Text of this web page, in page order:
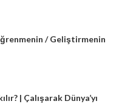
/ Geliştirmenin
| Çalışarak Dünya’yı